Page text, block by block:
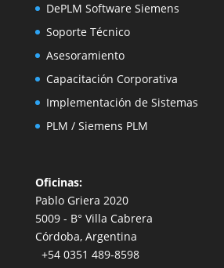
DePLM Software Siemens
Soporte Técnico
Asesoramiento
Capacitación Corporativa
Implementación de Sistemas
PLM / Siemens PLM
Oficinas:
Pablo Griera 2020
5009 - B° Villa Cabrera
Córdoba, Argentina
+54 0351 489-8598